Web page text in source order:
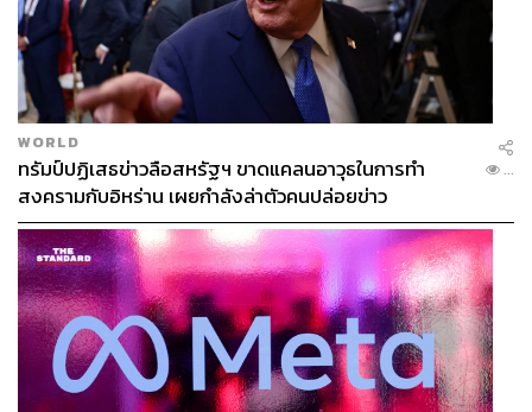
หากย้อนกลับไปเมื่อการเลือกตั้งผู้ว่าฯ กทม. เมื่อ 9 ปีที่แล้ว
คุณอาจจะกำลังเฝ้ารอผลเลือกตั้งอย่างใจจดใจจ่ออยู่หน้าจอ
ทีวี ตามเสียงวิทยุในรถ รอรายการข่าวตอนเย็นเพื่อสรุปเรื่อง
ราวที่เกิดขึ้น เมื่อยุคสมัยเปลี่ยนไปวงการสื่อก็ย่อม
เปลี่ยนแปลงให้ทันกัน นี่เป็นเพียงบางส่วนสำหรับหน้า
ประวัติศาสตร์แห่งวงการสื่อสารมวลชนที่ทุกคนสามารถเข้า
ถึงข้อมูลได้ง่าย รวดเร็ว ผนวกเข้ากับโซเชียลมีเดียที่กำลังจะ
มากน้อยแค่ไหน เป็นเรื่องที่น่าจับตามองจริงๆ
อ้างอิง:
https://wisesight.com/bkk-election22-article
WORLD
ทรัมป์ปฏิเสธข่าวลือสหรัฐฯ ขาดแคลนอาวุธในการทำ
สงครามกับอิหร่าน เผยกำลังล่าตัวคนปล่อยข่าว
...